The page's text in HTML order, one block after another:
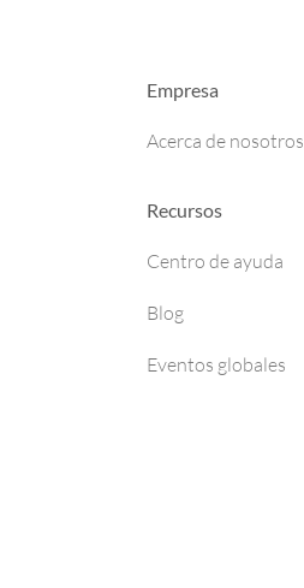
Empresa
Acerca de nosotros
Recursos
Centro de ayuda
Blog
Eventos globales